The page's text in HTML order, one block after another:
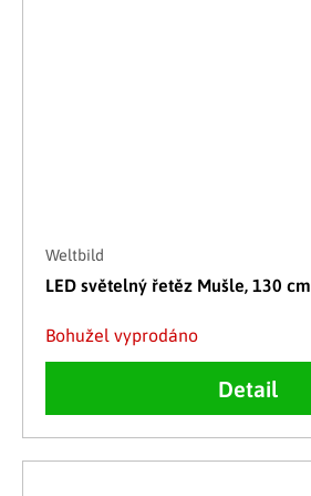
Weltbild
LED světelný řetěz Mušle, 130 cm
Bohužel vyprodáno
Detail